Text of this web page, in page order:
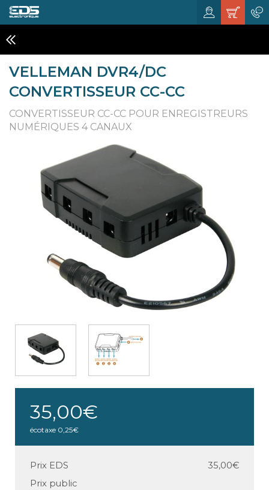
VELLEMAN DVR4/DC
CONVERTISSEUR CC-CC
CONVERTISSEUR CC-CC POUR ENREGISTREURS
NUMÉRIQUES 4 CANAUX
35,00€
écotaxe 0,25€
Prix EDS
35,00€
Prix public